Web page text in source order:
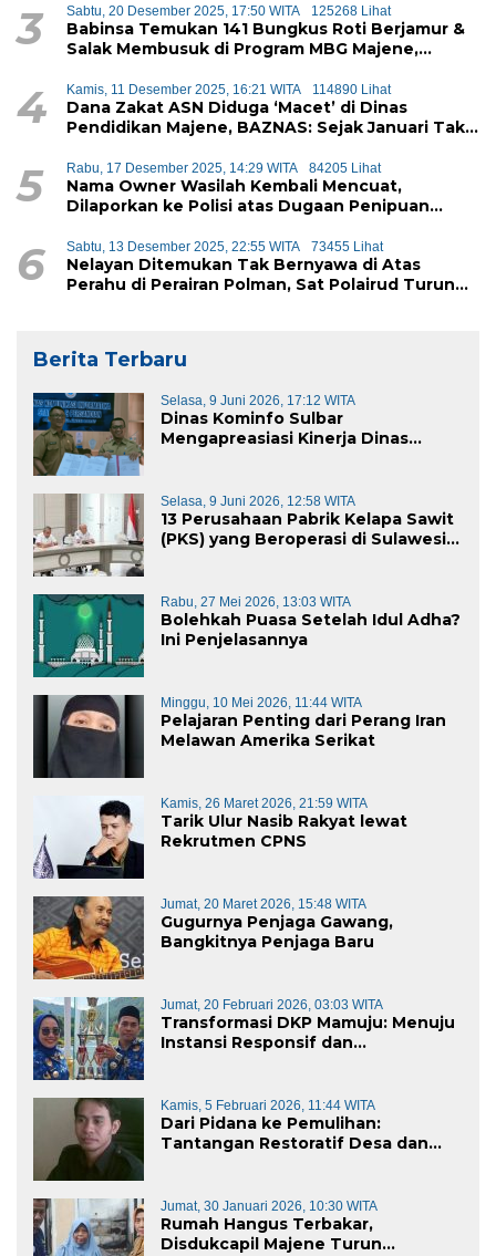
3 Sabtu, 20 Desember 2025, 17:50 WITA 125268 Lihat
Babinsa Temukan 141 Bungkus Roti Berjamur &
Salak Membusuk di Program MBG Majene,
4 Kamis, 11 Desember 2025, 16:21 WITA 114890 Lihat
Dana Zakat ASN Diduga ‘Macet’ di Dinas
Pendidikan Majene, BAZNAS: Sejak Januari Tak
5 Rabu, 17 Desember 2025, 14:29 WITA 84205 Lihat
Nama Owner Wasilah Kembali Mencuat,
Dilaporkan ke Polisi atas Dugaan Penipuan
6 Sabtu, 13 Desember 2025, 22:55 WITA 73455 Lihat
Nelayan Ditemukan Tak Bernyawa di Atas
Perahu di Perairan Polman, Sat Polairud Turun
Berita Terbaru
Selasa, 9 Juni 2026, 17:12 WITA
Dinas Kominfo Sulbar
Mengapreasiasi Kinerja Dinas
Selasa, 9 Juni 2026, 12:58 WITA
13 Perusahaan Pabrik Kelapa Sawit
(PKS) yang Beroperasi di Sulawesi
Rabu, 27 Mei 2026, 13:03 WITA
Bolehkah Puasa Setelah Idul Adha?
Ini Penjelasannya
Minggu, 10 Mei 2026, 11:44 WITA
Pelajaran Penting dari Perang Iran
Melawan Amerika Serikat
Kamis, 26 Maret 2026, 21:59 WITA
Tarik Ulur Nasib Rakyat lewat
Rekrutmen CPNS
Jumat, 20 Maret 2026, 15:48 WITA
Gugurnya Penjaga Gawang,
Bangkitnya Penjaga Baru
Jumat, 20 Februari 2026, 03:03 WITA
Transformasi DKP Mamuju: Menuju
Instansi Responsif dan
Kamis, 5 Februari 2026, 11:44 WITA
Dari Pidana ke Pemulihan:
Tantangan Restoratif Desa dan
Jumat, 30 Januari 2026, 10:30 WITA
Rumah Hangus Terbakar,
Disdukcapil Majene Turun